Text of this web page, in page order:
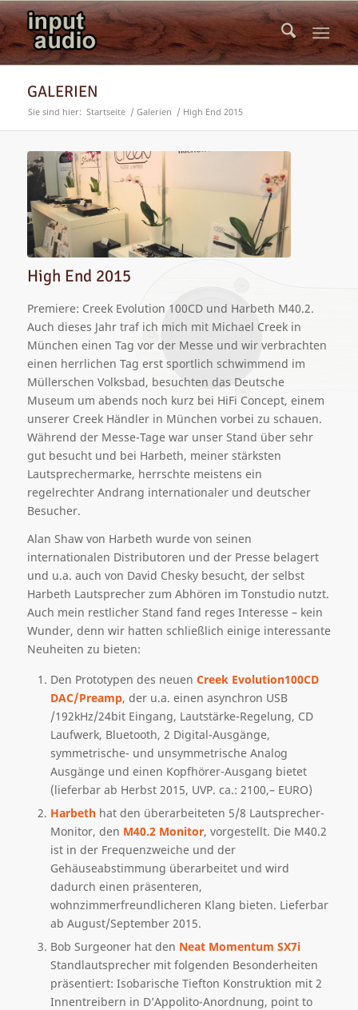
GALERIEN
Sie sind hier: Startseite / Galerien / High End 2015
High End 2015
Premiere: Creek Evolution 100CD und Harbeth M40.2.
Auch dieses Jahr traf ich mich mit Michael Creek in
München einen Tag vor der Messe und wir verbrachten
einen herrlichen Tag erst sportlich schwimmend im
Müllerschen Volksbad, besuchten das Deutsche
Museum um abends noch kurz bei HiFi Concept, einem
unserer Creek Händler in München vorbei zu schauen.
Während der Messe-Tage war unser Stand über sehr
gut besucht und bei Harbeth, meiner stärksten
Lautsprechermarke, herrschte meistens ein
regelrechter Andrang internationaler und deutscher
Besucher.
Alan Shaw von Harbeth wurde von seinen
internationalen Distributoren und der Presse belagert
und u.a. auch von David Chesky besucht, der selbst
Harbeth Lautsprecher zum Abhören im Tonstudio nutzt.
Auch mein restlicher Stand fand reges Interesse – kein
Wunder, denn wir hatten schließlich einige interessante
Neuheiten zu bieten:
Den Prototypen des neuen Creek Evolution100CD
DAC/Preamp, der u.a. einen asynchron USB
/192kHz/24bit Eingang, Lautstärke-Regelung, CD
Laufwerk, Bluetooth, 2 Digital-Ausgänge,
symmetrische- und unsymmetrische Analog
Ausgänge und einen Kopfhörer-Ausgang bietet
(lieferbar ab Herbst 2015, UVP. ca.: 2100,– EURO)
Harbethhat den überarbeiteten 5/8 Lautsprecher-
Monitor, den M40.2 Monitor, vorgestellt. Die M40.2
ist in der Frequenzweiche und der
Gehäuseabstimmung überarbeitet und wird
dadurch einen präsenteren,
wohnzimmerfreundlicheren Klang bieten. Lieferbar
ab August/September 2015.
Bob Surgeoner hat den Neat Momentum SX7i
Standlautsprecher mit folgenden Besonderheiten
präsentiert: Isobarische Tiefton Konstruktion mit 2
Innentreibern in D’Appolito-Anordnung, point to